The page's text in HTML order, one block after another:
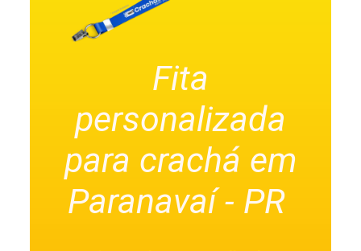
Fita
personalizada
para crachá em
Paranavaí - PR